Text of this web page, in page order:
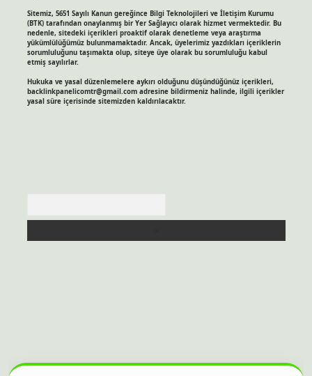
Sitemiz, 5651 Sayılı Kanun gereğince Bilgi Teknolojileri ve İletişim Kurumu
(BTK) tarafından onaylanmış bir Yer Sağlayıcı olarak hizmet vermektedir. Bu
nedenle, sitedeki içerikleri proaktif olarak denetleme veya araştırma
yükümlülüğümüz bulunmamaktadır. Ancak, üyelerimiz yazdıkları içeriklerin
sorumluluğunu taşımakta olup, siteye üye olarak bu sorumluluğu kabul
etmiş sayılırlar.
Hukuka ve yasal düzenlemelere aykırı olduğunu düşündüğünüz içerikleri,
backlinkpanelicomtr@gmail.comadresine bildirmeniz halinde, ilgili içerikler
yasal süre içerisinde sitemizden kaldırılacaktır.